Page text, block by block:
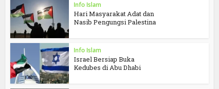
Info Islam
Hari Masyarakat Adat dan
Nasib Pengungsi Palestina
Info Islam
Israel Bersiap Buka
Kedubes di Abu Dhabi